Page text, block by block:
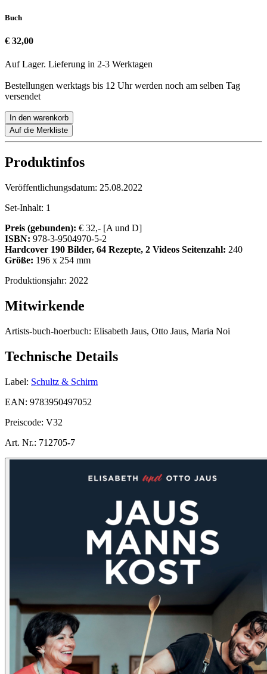
Buch
€ 32,00
Auf Lager. Lieferung in 2-3 Werktagen
Bestellungen werktags bis 12 Uhr werden noch am selben Tag
versendet
In den warenkorb
Auf die Merkliste
Produktinfos
Veröffentlichungsdatum: 25.08.2022
Set-Inhalt: 1
Preis (gebunden): € 32,- [A und D]
ISBN: 978-3-9504970-5-2
Hardcover 190 Bilder, 64 Rezepte, 2 Videos Seitenzahl: 240
Größe: 196 x 254 mm
Produktionsjahr: 2022
Mitwirkende
Artists-buch-hoerbuch: Elisabeth Jaus, Otto Jaus, Maria Noi
Technische Details
Label: Schultz & Schirm
EAN: 9783950497052
Preiscode: V32
Art. Nr.: 712705-7